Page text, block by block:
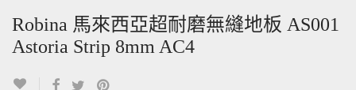
Robina 馬來西亞超耐磨無縫地板 AS001
Astoria Strip 8mm AC4